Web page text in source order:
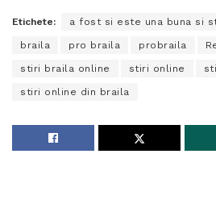
Etichete: a fost si este una buna si
braila pro braila probraila
stiri braila online stiri online
stiri online din braila